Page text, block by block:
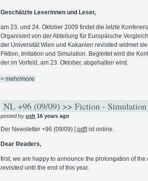
Geschätzte Leserinnen und Leser,
am 23. und 24. Oktober 2009 findet die letzte
Organisiert von der Abteilung für Europäische
der Universität Wien und Kakanien revisited widmet
Fiktion, Imitation und Simulation. Begleitet wird die
der im Vorfeld, am 23. Oktober, abgehalten wird.
> mehr/more
NL +96 (09/09) >> Fiction -
posted by ush 16 years ago
Der Newsletter +96 (09/09) [.pdf] ist online.
Dear Readers,
first, we are happy to announce the prolongation of
revisited until the end of this year.